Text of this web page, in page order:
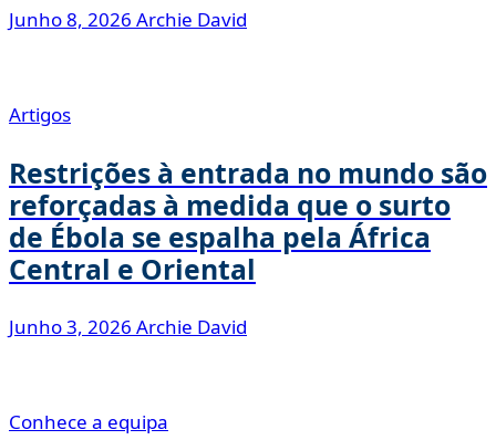
Junho 8, 2026 Archie David
Artigos
Restrições à entrada no mundo são
reforçadas à medida que o surto
de Ébola se espalha pela África
Central e Oriental
Junho 3, 2026 Archie David
Conhece a equipa